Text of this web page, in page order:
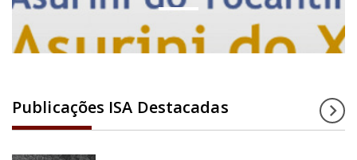
Publicações ISA Destacadas